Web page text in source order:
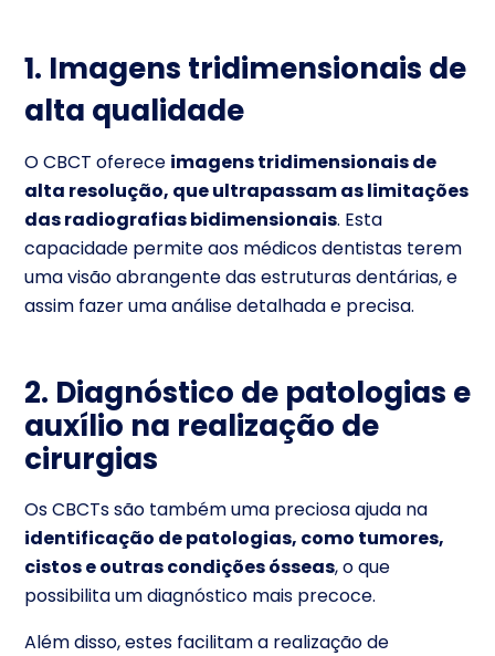
1. Imagens tridimensionais de
alta qualidade
O CBCT oferece imagens tridimensionais de
alta resolução, que ultrapassam as limitações
das radiografias bidimensionais. Esta
capacidade permite aos médicos dentistas terem
uma visão abrangente das estruturas dentárias, e
assim fazer uma análise detalhada e precisa.
2. Diagnóstico de patologias e
auxílio na realização de
cirurgias
Os CBCTs são também uma preciosa ajuda na
identificação de patologias, como tumores,
cistos e outras condições ósseas, o que
possibilita um diagnóstico mais precoce.
Além disso, estes facilitam a realização de